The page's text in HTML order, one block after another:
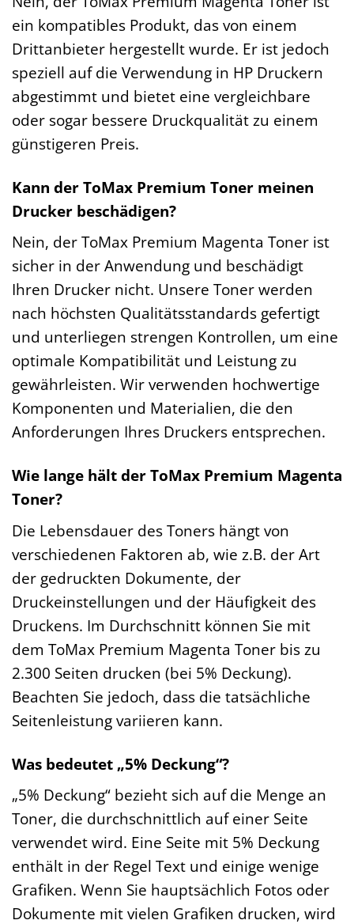
ein kompatibles Produkt, das von einem
Drittanbieter hergestellt wurde. Er ist jedoch
speziell auf die Verwendung in HP Druckern
abgestimmt und bietet eine vergleichbare
oder sogar bessere Druckqualität zu einem
günstigeren Preis.
Kann der ToMax Premium Toner meinen
Drucker beschädigen?
Nein, der ToMax Premium Magenta Toner ist
sicher in der Anwendung und beschädigt
Ihren Drucker nicht. Unsere Toner werden
nach höchsten Qualitätsstandards gefertigt
und unterliegen strengen Kontrollen, um eine
optimale Kompatibilität und Leistung zu
gewährleisten. Wir verwenden hochwertige
Komponenten und Materialien, die den
Anforderungen Ihres Druckers entsprechen.
Wie lange hält der ToMax Premium Magenta
Toner?
Die Lebensdauer des Toners hängt von
verschiedenen Faktoren ab, wie z.B. der Art
der gedruckten Dokumente, der
Druckeinstellungen und der Häufigkeit des
Druckens. Im Durchschnitt können Sie mit
dem ToMax Premium Magenta Toner bis zu
2.300 Seiten drucken (bei 5% Deckung).
Beachten Sie jedoch, dass die tatsächliche
Seitenleistung variieren kann.
Was bedeutet „5% Deckung“?
„5% Deckung“ bezieht sich auf die Menge an
Toner, die durchschnittlich auf einer Seite
verwendet wird. Eine Seite mit 5% Deckung
enthält in der Regel Text und einige wenige
Grafiken. Wenn Sie hauptsächlich Fotos oder
Dokumente mit vielen Grafiken drucken, wird